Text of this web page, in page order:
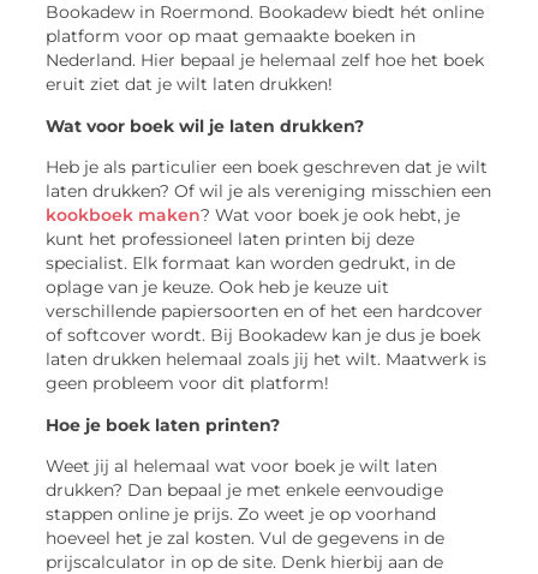
Bookadew in Roermond. Bookadew biedt hét online
platform voor op maat gemaakte boeken in
Nederland. Hier bepaal je helemaal zelf hoe het boek
eruit ziet dat je wilt laten drukken!
Wat voor boek wil je laten drukken?
Heb je als particulier een boek geschreven dat je wilt
laten drukken? Of wil je als vereniging misschien een
kookboek maken? Wat voor boek je ook hebt, je
kunt het professioneel laten printen bij deze
specialist. Elk formaat kan worden gedrukt, in de
oplage van je keuze. Ook heb je keuze uit
verschillende papiersoorten en of het een hardcover
of softcover wordt. Bij Bookadew kan je dus je boek
laten drukken helemaal zoals jij het wilt. Maatwerk is
geen probleem voor dit platform!
Hoe je boek laten printen?
Weet jij al helemaal wat voor boek je wilt laten
drukken? Dan bepaal je met enkele eenvoudige
stappen online je prijs. Zo weet je op voorhand
hoeveel het je zal kosten. Vul de gegevens in de
prijscalculator in op de site. Denk hierbij aan de